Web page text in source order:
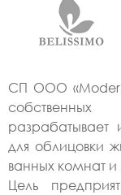
СП ООО
собственных
разрабатывает
для облицовки
ванных комнат и
Цель